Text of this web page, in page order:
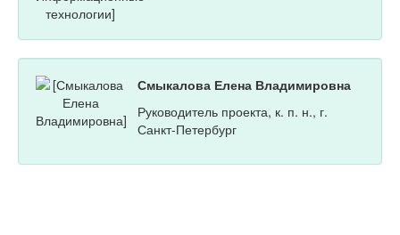
Смыкалова Елена Владимировна
Руководитель проекта, к. п. н., г.
Санкт-Петербург